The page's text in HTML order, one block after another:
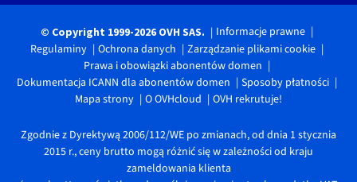
© Copyright 1999-2026 OVH SAS.
Informacje prawne
Regulaminy
Ochrona danych
Zarządzanie plikami cookie
Prawa i obowiązki abonentów domen
Dokumentacja ICANN dla abonentów domen
Sposoby płatności
Mapa strony
O OVHcloud OVH rekrutuje!
Zgodnie z Dyrektywą 2006/112/WE po zmianach, od dnia 1 stycznia
2015 r., ceny brutto mogą różnić się w zależności od kraju
zameldowania klienta